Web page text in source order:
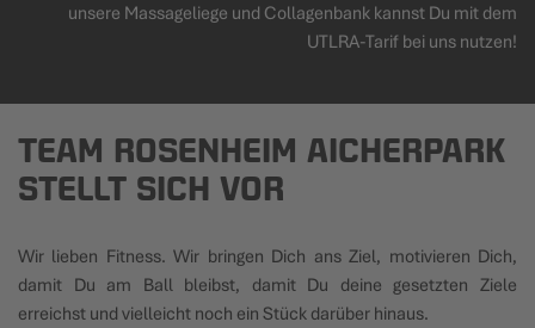
unsere Massageliege und Collagenbank kannst Du mit dem
UTLRA-Tarif bei uns nutzen!
TEAM ROSENHEIM AICHERPARK
STELLT SICH VOR
Wir lieben Fitness. Wir bringen Dich ans Ziel, motivieren Dich,
damit Du am Ball bleibst, damit Du deine gesetzten Ziele
erreichst und vielleicht noch ein Stück darüber hinaus.